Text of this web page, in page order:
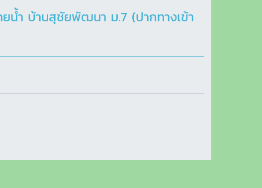
ยน้ำ บ้านสุชัยพัฒนา ม.7 (ปากทางเข้า